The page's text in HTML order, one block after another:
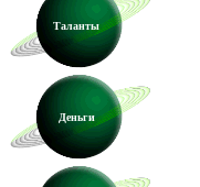
Таланты
Деньги